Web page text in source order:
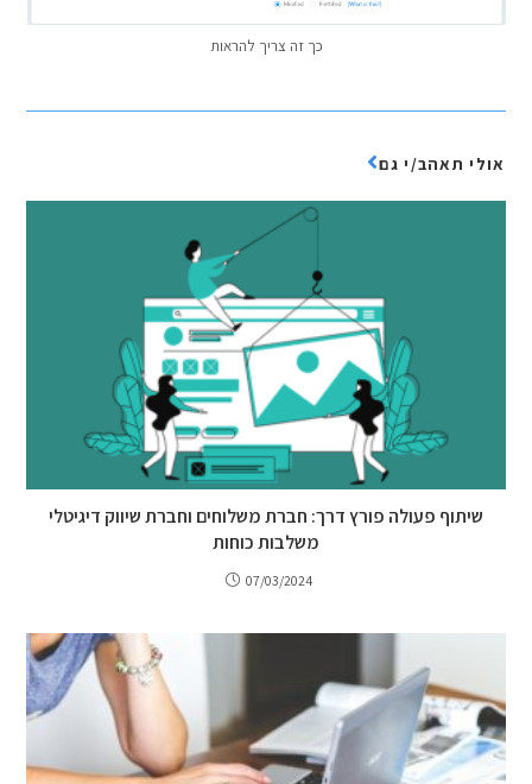
כך זה צריך להראות
אולי תאהב/י גם
שיתוף פעולה פורץ דרך: חברת משלוחים וחברת שיווק דיגיטלי
משלבות כוחות
07/03/2024